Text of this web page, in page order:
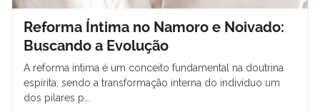
Reforma Íntima no Namoro e Noivado:
Buscando a Evolução
A reforma íntima é um conceito fundamental na doutrina
espírita, sendo a transformação interna do indivíduo um
dos pilares p…